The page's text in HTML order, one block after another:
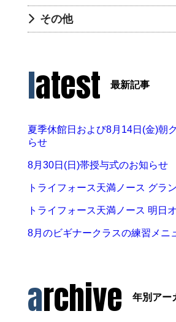
その他
latest 最新記事
夏季休館日および8月14日(金)朝
らせ
8月30日(日)帯授与式のお知らせ
トライフォース天満ノース グラ
トライフォース天満ノース 明日
8月のビギナークラスの練習メニ
archive 年別アー